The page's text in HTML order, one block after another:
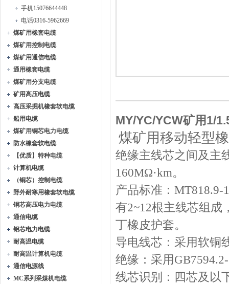
手机15076644448
电话0316-5962669
煤矿用橡套电缆
煤矿用控制电缆
煤矿用通信电缆
通用橡套电缆
煤矿用分支电缆
矿用高压电缆
高压采掘机橡套软电缆
船用电缆
煤矿用铜芯电力电缆
防水橡套软电缆
【优质】特种电缆
计算机电缆
（铜芯）控制电缆
野外耐寒用橡套软电缆
铜芯高压电力电缆
通信电缆
铝芯电力电缆
耐高温电缆
耐高温计算机电缆
通信电源线
MC系列采煤机电缆
MY/YC/YCW矿用1/
煤矿用移动轻型
绝缘主线芯之间及主
160MΩ·km。
产品标准：MT818.9-
有2~12根主线芯组成
丁橡皮护套。
导电线芯：采用软铜
绝缘：采用
线芯识别：四芯及以